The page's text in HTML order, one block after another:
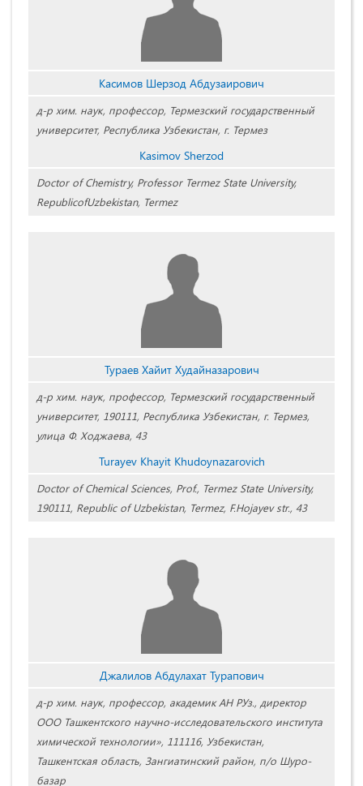
Касимов Шерзод Абдузаирович
д-р хим. наук, профессор, Термезский государственный
университет, Республика Узбекистан, г. Термез
Kasimov Sherzod
Doctor of Chemistry, Professor Termez State University,
RepublicofUzbekistan, Termez
Тураев Хайит Худайназарович
д-р хим. наук, профессор, Термезский государственный
университет, 190111, Республика Узбекистан, г. Термез,
улица Ф. Ходжаева, 43
Turayev Khayit Khudoynazarovich
Doctor of Chemical Sciences, Prof., Termez State University,
190111, Republic of Uzbekistan, Termez, F.Hojayev str., 43
Джалилов Абдулахат Турапович
д-р хим. наук, профессор, академик АН РУз., директор
ООО Ташкентского научно-исследовательского института
химической технологии», 111116, Узбекистан,
Ташкентская область, Зангиатинский район, п/о Шуро-
базар